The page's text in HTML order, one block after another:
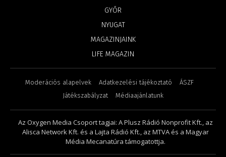
GYŐR
NYUGAT
MAGAZINJAINK
LIFE MAGAZIN
Moderációs alapelvek Adatkezelési tájékoztató
ÁSZF
Játékszabályzat
Médiaajánlatunk
Az Oxygen Media Csoport tagjai: A Plusz Rádió Nonprofit Kft., az
Alisca Network Kft. és a Lajta Rádió Kft., az MTVA és a Magyar
Média Mecanatúra támogatottja.